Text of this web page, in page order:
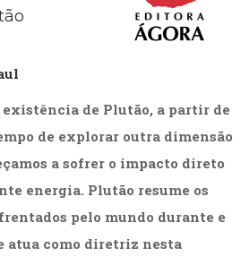
de Plutão, a partir de
de explorar outra dimensão
a sofrer o impacto direto
energia. Plutão resume os
pelo mundo durante e
atua como diretriz nesta